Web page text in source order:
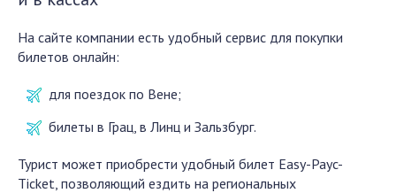
На сайте компании есть удобный сервис для покупки
билетов онлайн:
для поездок по Вене;
билеты в Грац, в Линц и Зальзбург.
Турист может приобрести удобный билет Easy-Payc-
Ticket, позволяющий ездить на региональных